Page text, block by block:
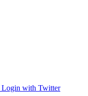
Login with Twitter